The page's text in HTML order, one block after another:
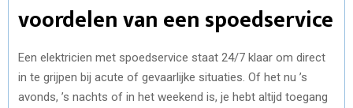
voordelen van een spoedservice
Een elektricien met spoedservice staat 24/7 klaar om direct
in te grijpen bij acute of gevaarlijke situaties. Of het nu ’s
avonds, ’s nachts of in het weekend is, je hebt altijd toegang